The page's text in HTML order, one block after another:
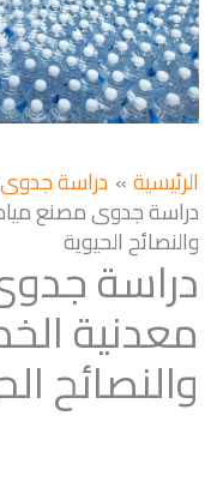
الرئيسية دراسة
دراسة جدوى مصنع
والنصائح الحيوية
دراسة
معدنية
والنصائح